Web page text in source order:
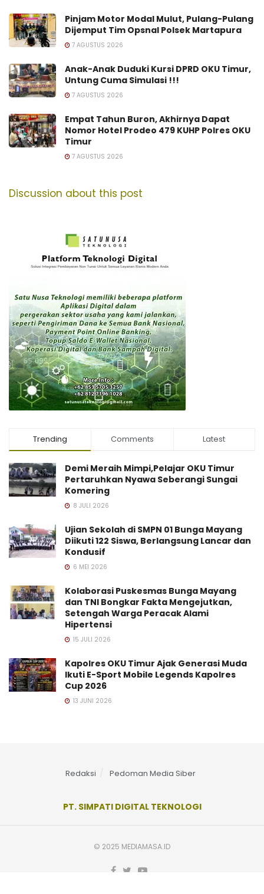
Pinjam Motor Modal Mulut, Pulang-Pulang
Dijemput Tim Opsnal Polsek Martapura
7 AGUSTUS 2026
Anak-Anak Duduki Kursi DPRD OKU Timur,
Untung Cuma Simulasi !!!
7 AGUSTUS 2026
Empat Tahun Buron, Akhirnya Dapat
Nomor Hotel Prodeo 479 KUHP Polres OKU
Timur
7 AGUSTUS 2026
Discussion about this post
Trending Comments Latest
Demi Meraih Mimpi,Pelajar OKU Timur
Pertaruhkan Nyawa Seberangi Sungai
Komering
8 JULI 2026
Ujian Sekolah di SMPN 01 Bunga Mayang
Diikuti 122 Siswa, Berlangsung Lancar dan
Kondusif
6 MEI 2026
Kolaborasi Puskesmas Bunga Mayang
dan TNI Bongkar Fakta Mengejutkan,
Setengah Warga Peracak Alami
Hipertensi
15 JULI 2026
Kapolres OKU Timur Ajak Generasi Muda
Ikuti E-Sport Mobile Legends Kapolres
Cup 2026
13 JUNI 2026
Redaksi Pedoman Media Siber
PT. SIMPATI DIGITAL TEKNOLOGI
© 2025 MEDIAMASA.ID